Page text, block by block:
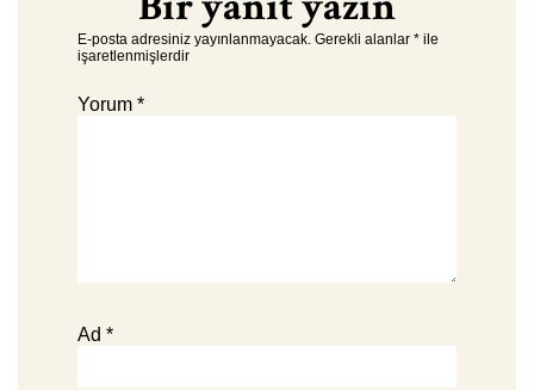
E-posta adresiniz yayınlanmayacak. Gerekli alanlar * ile
işaretlenmişlerdir
Yorum *
Ad *